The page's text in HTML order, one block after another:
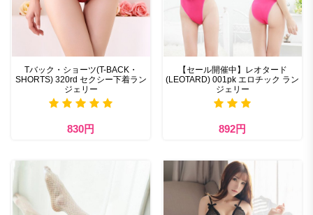
Tバック・ショーツ(T-BACK・
SHORTS) 320rd セクシー下着ラン
ジェリー
830円
【セール開催中】レオタード
(LEOTARD) 001pk エロチック ラン
ジェリー
892円